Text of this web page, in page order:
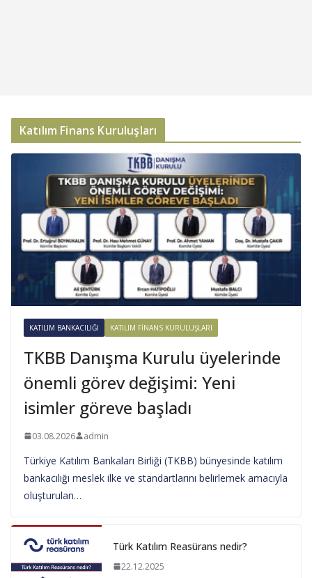
Katılım Finans Kuruluşları
KATILIM BANKACILIĞI KATILIM FINANS KURULUŞLARI
TKBB Danışma Kurulu üyelerinde
önemli görev değişimi: Yeni
isimler göreve başladı
03.08.2026 admin
Türkiye Katılım Bankaları Birliği (TKBB) bünyesinde katılım
bankacılığı meslek ilke ve standartlarını belirlemek amacıyla
oluşturulan…
Türk Katılım Reasürans nedir?
22.12.2025